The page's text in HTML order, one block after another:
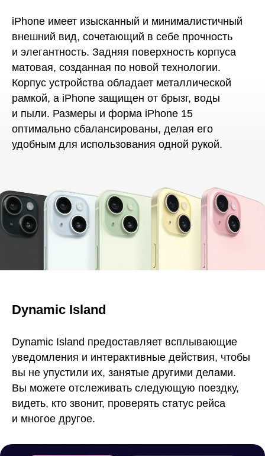
iPhone имеет изысканный и минималистичный
внешний вид, сочетающий в себе прочность
и элегантность. Задняя поверхность корпуса
матовая, созданная по новой технологии.
Корпус устройства обладает металлической
рамкой, а iPhone защищен от брызг, воды
и пыли. Размеры и форма iPhone 15
оптимально сбалансированы, делая его
удобным для использования одной рукой.
Dynamic Island
Dynamic Island предоставляет всплывающие
уведомления и интерактивные действия, чтобы
вы не упустили их, занятые другими делами.
Вы можете отслеживать следующую поездку,
видеть, кто звонит, проверять статус рейса
и многое другое.